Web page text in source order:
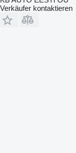
Verkäufer kontaktieren